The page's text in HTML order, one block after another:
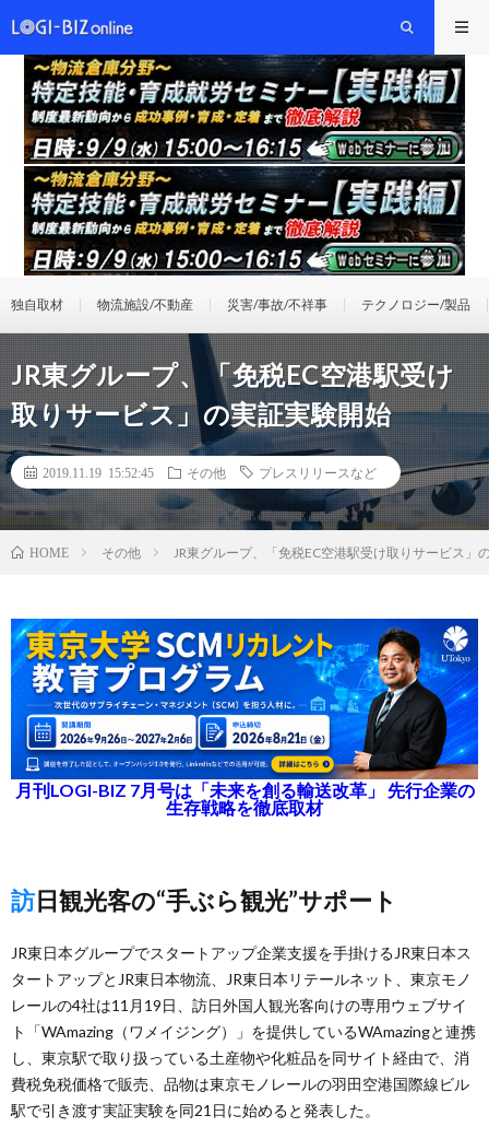
独自取材 物流施設/不動産 災害/事故/不祥事 テクノロジー/製品
JR東グループ、「免税EC空港駅受け
取りサービス」の実証実験開始
2019.11.19 15:52:45 その他 プレスリリースなど
HOME その他 JR東グループ、「免税EC空港駅受け取りサービス」
月刊LOGI-BIZ 7月号は「未来を創る輸送改革」 先行企業の
生存戦略を徹底取材
訪日観光客の“手ぶら観光”サポート
JR東日本グループでスタートアップ企業支援を手掛けるJR東日本ス
タートアップとJR東日本物流、JR東日本リテールネット、東京モノ
レールの4社は11月19日、訪日外国人観光客向けの専用ウェブサイ
ト「WAmazing（ワメイジング）」を提供しているWAmazingと連携
し、東京駅で取り扱っている土産物や化粧品を同サイト経由で、消
費税免税価格で販売、品物は東京モノレールの羽田空港国際線ビル
駅で引き渡す実証実験を同21日に始めると発表した。